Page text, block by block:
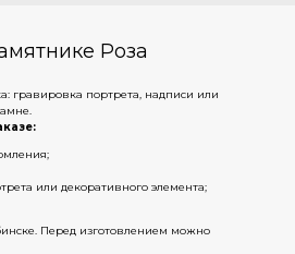
Роза
гравировка портрета, надписи или
или декоративного элемента;
Перед изготовлением можно